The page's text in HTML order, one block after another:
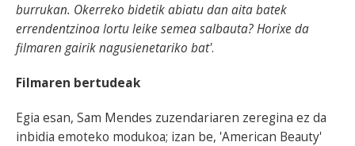
burrukan. Okerreko bidetik abiatu dan aita batek
errendentzinoa lortu leike semea salbauta? Horixe da
filmaren gairik nagusienetariko bat'.
Filmaren bertudeak
Egia esan, Sam Mendes zuzendariaren zeregina ez da
inbidia emoteko modukoa; izan be, 'American Beauty'